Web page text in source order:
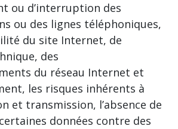
ou d’interruption des
ou des lignes téléphoniques,
du site Internet, de
des
du réseau Internet et
les risques inhérents à
et transmission, l’absence de
données contre des